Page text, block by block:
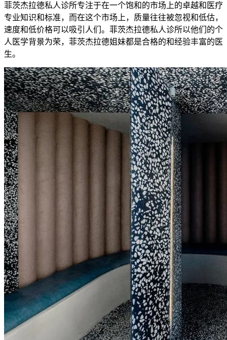
菲茨杰拉德私人诊所专注于在一个饱和的市场上的卓越和医疗
专业知识和标准，而在这个市场上，质量往往被忽视和低估，
速度和低价格可以吸引人们。菲茨杰拉德私人诊所以他们的个
人医学背景为荣，菲茨杰拉德姐妹都是合格的和经验丰富的医
生。